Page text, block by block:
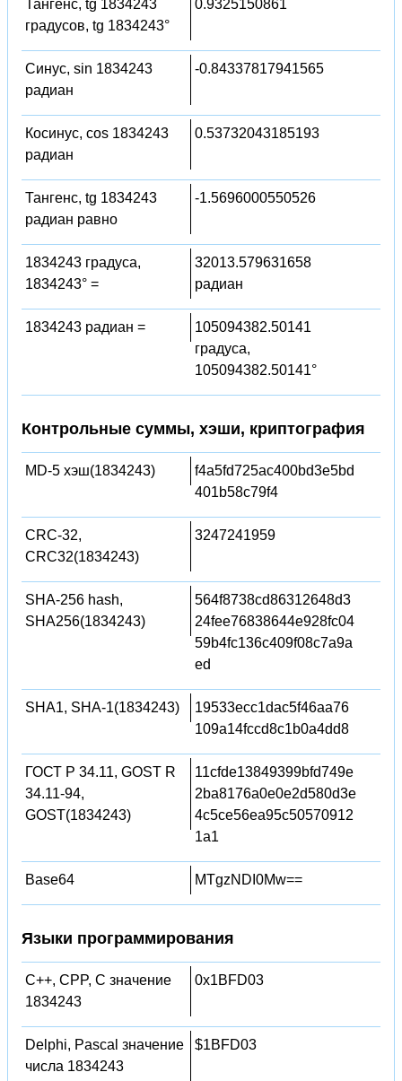
Тангенс, tg 1834243
градусов, tg 1834243°
0.9325150861
Синус, sin 1834243
радиан
-0.84337817941565
Косинус, cos 1834243
радиан
0.53732043185193
Тангенс, tg 1834243
радиан равно
-1.5696000550526
1834243 градуса,
1834243° =
32013.579631658
радиан
1834243 радиан =
105094382.50141
градуса,
105094382.50141°
Контрольные суммы, хэши, криптография
MD-5 хэш(1834243)
f4a5fd725ac400bd3e5bd
401b58c79f4
CRC-32,
CRC32(1834243)
3247241959
SHA-256 hash,
SHA256(1834243)
564f8738cd86312648d3
24fee76838644e928fc04
59b4fc136c409f08c7a9a
ed
SHA1, SHA-1(1834243)
19533ecc1dac5f46aa76
109a14fccd8c1b0a4dd8
ГОСТ Р 34.11, GOST R
34.11-94,
GOST(1834243)
11cfde13849399bfd749e
2ba8176a0e0e2d580d3e
4c5ce56ea95c50570912
1a1
Base64 MTgzNDI0Mw==
Языки программирования
C++, CPP, C значение
1834243
0x1BFD03
Delphi, Pascal значение
числа 1834243
$1BFD03